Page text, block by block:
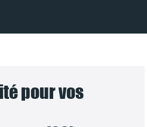
pour vos